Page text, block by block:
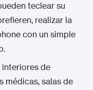
teclear su
realizar la
con un simple
interiores de
médicas, salas de